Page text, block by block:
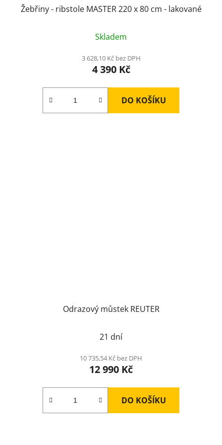
Žebřiny - ribstole MASTER 220 x 80 cm - lakované
Skladem
3 628,10 Kč bez DPH
4 390 Kč
DO KOŠÍKU
Odrazový můstek REUTER
21 dní
10 735,54 Kč bez DPH
12 990 Kč
DO KOŠÍKU